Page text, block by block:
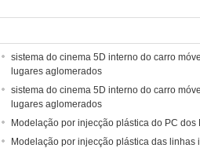
sistema do cinema 5D interno do carro
lugares aglomerados
sistema do cinema 5D interno do carro
lugares aglomerados
Modelação por injecção plástica do PC dos
Modelação por injecção plástica das linhas